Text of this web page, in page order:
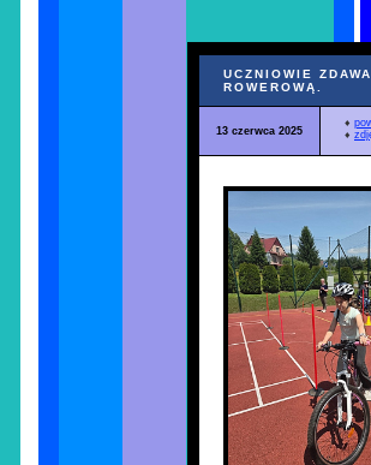
UCZNIOWIE
ROWEROWĄ.
13 czerwca 2025
♦
♦